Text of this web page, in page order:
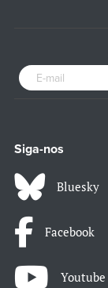
Siga-nos
Bluesky
Facebook
Youtube